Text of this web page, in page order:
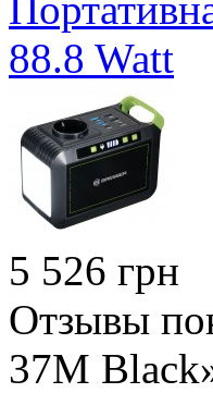
88.8 Watt
5 526 грн
Отзывы
37M